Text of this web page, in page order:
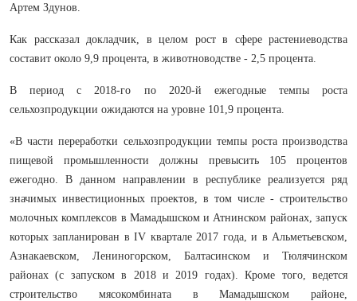
Артем Здунов.
Как рассказал докладчик, в целом рост в сфере растениеводства
составит около 9,9 процента, в животноводстве - 2,5 процента.
В период с 2018-го по 2020-й ежегодные темпы роста
сельхозпродукции ожидаются на уровне 101,9 процента.
«В части переработки сельхозпродукции темпы роста производства
пищевой промышленности должны превысить 105 процентов
ежегодно. В данном направлении в республике реализуется ряд
значимых инвестиционных проектов, в том числе - строительство
молочных комплексов в Мамадышском и Атнинском районах, запуск
которых запланирован в IV квартале 2017 года, и в Альметьевском,
Азнакаевском, Лениногорском, Балтасинском и Тюлячинском
районах (с запуском в 2018 и 2019 годах). Кроме того, ведется
строительство мясокомбината в Мамадышском районе,